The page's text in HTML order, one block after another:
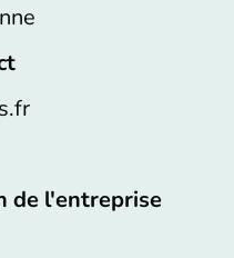
de l'entreprise